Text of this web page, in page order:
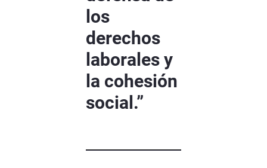
los
derechos
laborales y
la cohesión
social.”